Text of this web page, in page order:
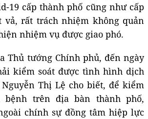
19 cấp thành phố cũng như cấp
vả, rất trách nhiệm không quản
nhiệm vụ được giao phó.
Thủ tướng Chính phủ, đến ngày
kiểm soát được tình hình dịch
Thị Lệ cho biết, để kiểm
bệnh trên địa bàn thành phố,
chính sự đồng tâm hiệp lực